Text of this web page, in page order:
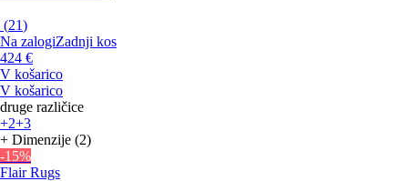
(21)
Na zalogiZadnji kos
424 €
V košarico
V košarico
druge različice
+2+3
+ Dimenzije (2)
-15%
Flair Rugs